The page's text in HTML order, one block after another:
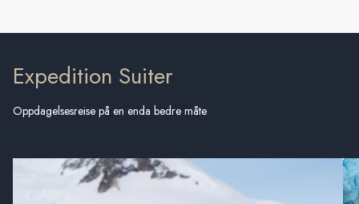
Expedition Suiter
Oppdagelsesreise på en enda bedre måte